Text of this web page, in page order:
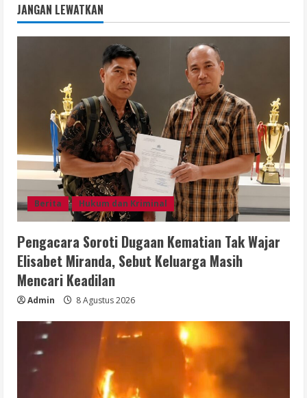
JANGAN LEWATKAN
Berita Hukum dan Kriminal
Pengacara Soroti Dugaan Kematian Tak Wajar
Elisabet Miranda, Sebut Keluarga Masih
Mencari Keadilan
Admin 8 Agustus 2026